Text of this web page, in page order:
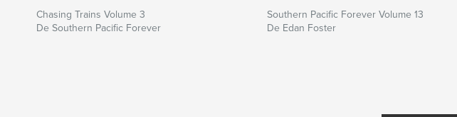
Chasing Trains Volume 3
De Southern Pacific Forever
Southern Pacific Forever Volume 13
De Edan Foster